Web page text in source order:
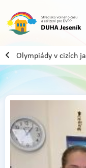
Olympiády v cizích